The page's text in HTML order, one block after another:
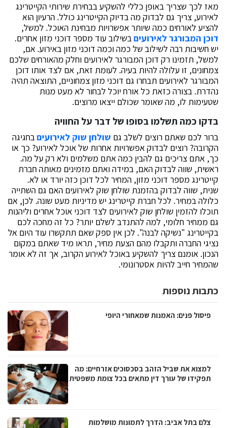
מאז לכך שצריך באופן כללי להשקיע בבחירת שירותי הקייטרינג
לאירוע, צריך גם לבדוק מה בדיוק הקייטרינג כולל. הרעיון הוא
להציע לאורחים כמה שיותר אפשרויות מבחינת האוכל. למשל,
דוכן המבורגר לאירועיםבשילוב עוד מספר דוכני מזון אחרים.
יש חשיבות רבה לשילוב של כמה וכמה דוכני מזון באירוע. אם,
למשל, תזמינו רק דוכן המבורגר לאירועים וחלק מהאורחים שלכם
צמחונים, זו עלולה להיות בעיה. לעומת זאת, אם לצד אותו דוכן
המבורגר לאירועים תבחרו גם דוכני מזון צמחוניים, התוצאה תהיה
נהדרת. בצורה כזאת כל אורח יוכל לבחור לא מעט מנות
שטעימות לו, מה שאומר שכולם ייצאו מרוצים.
בדקו כמה תשלמו בסופו של דבר על החוויה
ברור לכם שאתם רוצים לשלב גם שולחן שוק לאירועיםבחגיגה
הקרובה? רוצים לבדוק אפשרויות אחרות של אוכל לאירוע? כך או
כך, אתם צריכים גם להבין כמה אתם משלמים ולא רק על מה.
ראשית, שווה לבדוק האם, במידה ואתם מזמינים מאותה חברת
קייטרינג מספר דוכני מזון, המחיר לכל דוכן כזה יורד או לא.
שנית, שווה לבדוק בהזמנת שולחן שוק לאירועים האם גם השתייה
כלולה במחיר. לכל חברת קייטרינג יש מדיניות מעט שונה. לכן, אם
תוכלו להזמין שולחן שוק לאירועים לצד דוכני אוכל אחרים וליהנות
גם ממחיר חלומי, למה להתנדב לשלם יותר? כל זה מחכה לכם
בקייטרינג "נשיקה לבנה". לכן אין ספק שאם תתקשרו עוד היום אל
נציגי החברה ותקבלו מהם הצעת מחיר, תראו מיד שאתם במקום
הנכון. אומנם צריך להשקיע באוכל לאירוע הקרוב, אך זה לא אומר
שהמחיר חייב להיות אסטרונומי.
כתבות נוספות
פיסול פנים: האמנות שמאחורי היופי
למצוא את שביל הזהב בסכסוכים אזרחיים: מה
תפקידו של עורך דין מתאים בכל צומת משפטית
צלם בתל אביב: הדרך לתמונות מושלמות